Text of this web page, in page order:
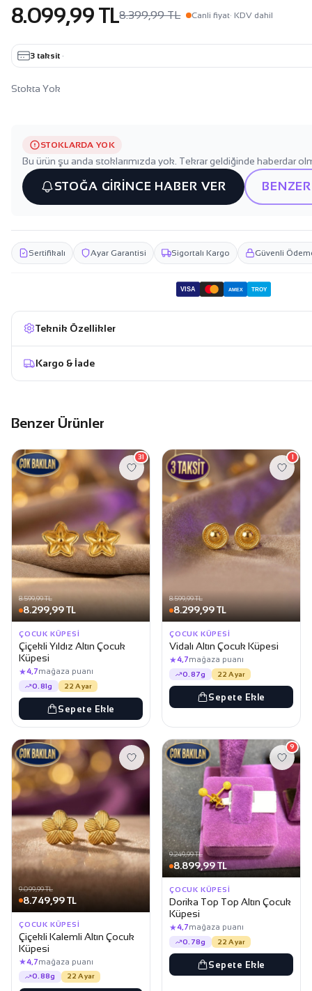
8.099,99 TL8.399,99 TL Canli fiyat· KDV dahil
3 taksit ·
Stokta Yok
STOKLARDA YOK
Bu ürün şu anda stoklarımızda yok. Tekrar geldiğinde haberdar
STOĞA GİRİNCE HABER VER
Sertifikalı Ayar Garantisi Sigortalı Kargo Güvenli
VISA AMEX TROY
Teknik Özellikler
Kargo & İade
Benzer Ürünler
8.599,99 TL
8.299,99 TL
31
ÇOCUK KÜPESI
Çiçekli Yıldız Altın Çocuk
Küpesi
★4,7mağaza puanı
0.81g 22 Ayar
Sepete Ekle
8.599,99 TL
8.299,99 TL
1
ÇOCUK KÜPESI
Vidalı Altın Çocuk Küpesi
★4,7mağaza puanı
0.87g 22 Ayar
Sepete Ekle
9.099,99 TL
8.749,99 TL
ÇOCUK KÜPESI
Çiçekli Kalemli Altın Çocuk
Küpesi
★4,7mağaza puanı
0.88g 22 Ayar
9.249,99 TL
8.899,99 TL
9
ÇOCUK KÜPESI
Dorika Top Top Altın Çocuk
Küpesi
★4,7mağaza puanı
0.78g 22 Ayar
Sepete Ekle